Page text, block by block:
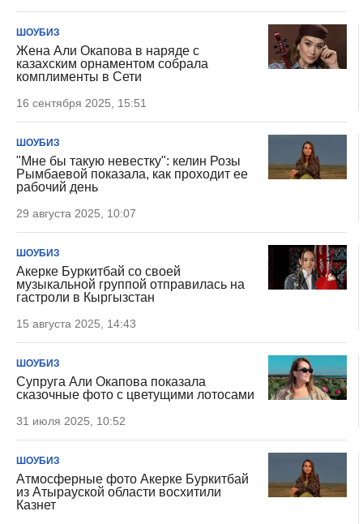
ШОУБИЗ
Жена Али Окапова в наряде с
казахским орнаментом собрала
комплименты в Сети
16 сентября 2025, 15:51
ШОУБИЗ
"Мне бы такую невестку": келин Розы
Рымбаевой показала, как проходит ее
рабочий день
29 августа 2025, 10:07
ШОУБИЗ
Акерке Буркитбай со своей
музыкальной группой отправилась на
гастроли в Кыргызстан
15 августа 2025, 14:43
ШОУБИЗ
Супруга Али Окапова показала
сказочные фото с цветущими лотосами
31 июля 2025, 10:52
ШОУБИЗ
Атмосферные фото Акерке Буркитбай
из Атырауской области восхитили
Казнет